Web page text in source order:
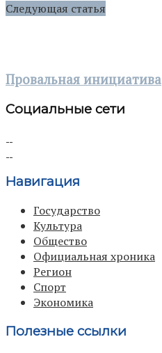
Следующая статья
Провальная инициатива
Социальные сети
Навигация
Государство
Культура
Общество
Официальная хроника
Регион
Спорт
Экономика
Полезные ссылки